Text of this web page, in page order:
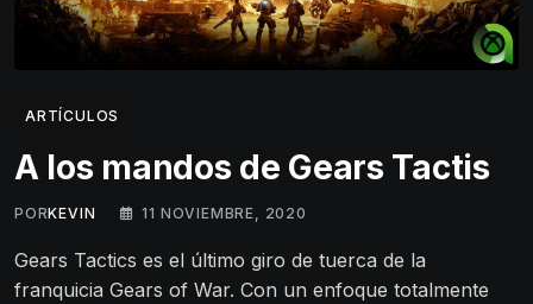
ARTÍCULOS
A los mandos de Gears Tactis
PORKEVIN 11 NOVIEMBRE, 2020
Gears Tactics es el último giro de tuerca de la
franquicia Gears of War. Con un enfoque totalmente